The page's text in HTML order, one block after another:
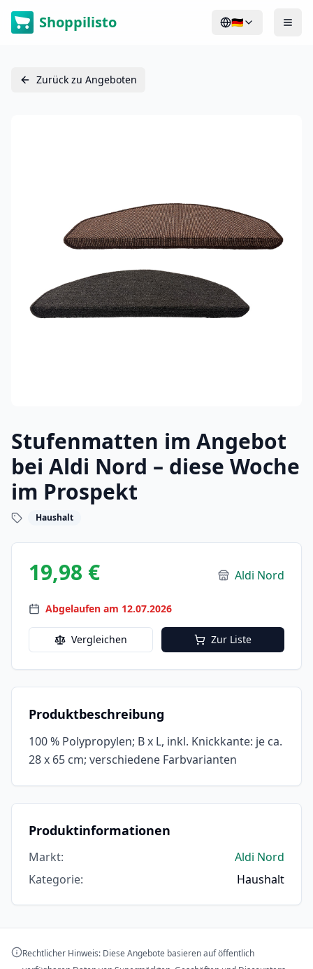
Shoppilisto 🇩🇪
Zurück zu Angeboten
Stufenmatten im Angebot
bei Aldi Nord – diese Woche
im Prospekt
Haushalt
19,98 € Aldi Nord
Abgelaufen am 12.07.2026
Vergleichen Zur Liste
Produktbeschreibung
100 % Polypropylen; B x L, inkl. Knickkante: je ca.
28 x 65 cm; verschiedene Farbvarianten
Produktinformationen
Markt:
Aldi Nord
Kategorie: Haushalt
Rechtlicher Hinweis: Diese Angebote basieren auf öffentlich